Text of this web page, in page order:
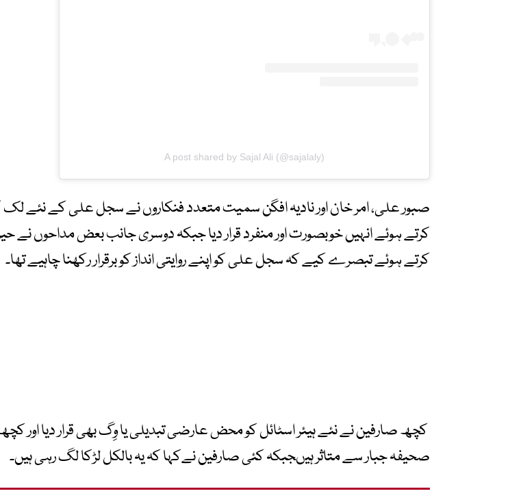
A post shared by Sajal Ali (@sajalaly)
صبور علی، امر خان اور نادیہ افگن سمیت متعدد فنکاروں نے سجل علی کے نئے
کرتے ہوئے انہیں خوبصورت اور منفرد قرار دیا جبکہ دوسری جانب بعض مداحوں نے
کرتے ہوئے تبصرے کیے کہ سجل علی کو اپنے روایتی انداز کو برقرار رکھنا چاہیے تھا۔
کچھ صارفین نے نئے ہیئر اسٹائل کو محض عارضی تبدیلی یا وِگ بھی قرار دیا اور
صحیفہ جبار سے متاثر ہیںجبکہ کئی صارفین نےکہا کہ یہ بالکل لڑکا لگ رہی ہیں۔